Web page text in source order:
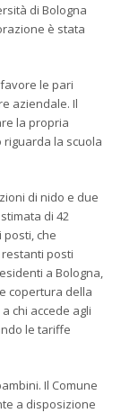
di Bologna
è stata
le pari
aziendale. Il
la propria
la scuola
di nido e due
di 42
posti, che
posti
a Bologna,
copertura della
chi accede agli
le tariffe
Il Comune
a disposizione